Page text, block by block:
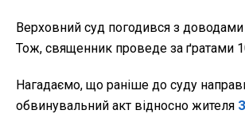
Верховний суд погодився з
Тож, священник проведе за ґратами
Нагадаємо, що раніше до суду
обвинувальний акт відносно жителя